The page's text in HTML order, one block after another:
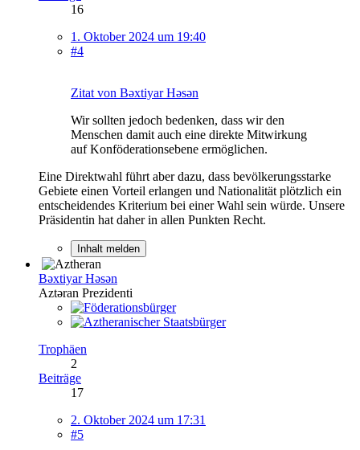
16
1. Oktober 2024 um 19:40
#4
Zitat von Bəxtiyar Həsən
Wir sollten jedoch bedenken, dass wir den
Menschen damit auch eine direkte Mitwirkung
auf Konföderationsebene ermöglichen.
Eine Direktwahl führt aber dazu, dass bevölkerungsstarke
Gebiete einen Vorteil erlangen und Nationalität plötzlich ein
entscheidendes Kriterium bei einer Wahl sein würde. Unsere
Präsidentin hat daher in allen Punkten Recht.
Inhalt melden
Bəxtiyar Həsən
Aztəran Prezidenti
Trophäen
2
Beiträge
17
2. Oktober 2024 um 17:31
#5